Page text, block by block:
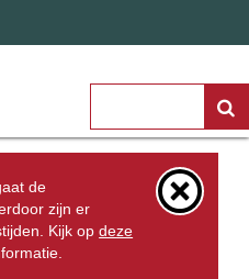
de
zijn er
Kijk opdeze